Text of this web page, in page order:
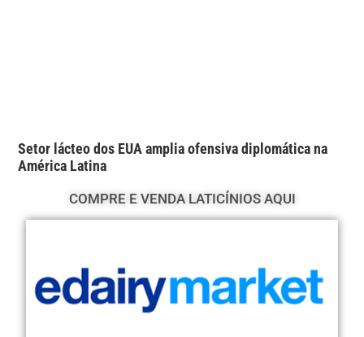
Setor lácteo dos EUA amplia ofensiva diplomática na
América Latina
COMPRE E VENDA LATICÍNIOS AQUI